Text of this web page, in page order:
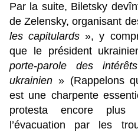
Par la suite, Biletsky
de Zelensky, organisant
les capitulards », y
que le président
porte-parole des
ukrainien » (Rappelons
est une charpente
protesta encore plus
l’évacuation par les